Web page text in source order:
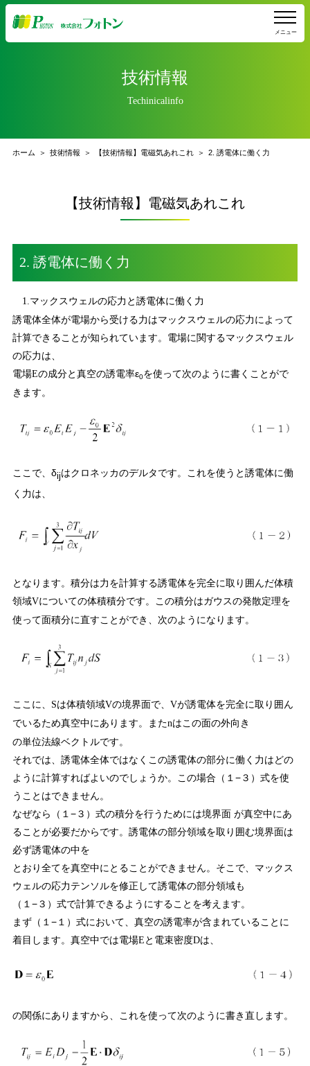
メニュー
技術情報
Techinicalinfo
ホーム 技術情報 【技術情報】電磁気あれこれ 2. 誘電体に働く力
【技術情報】電磁気あれこれ
2. 誘電体に働く力
1.マックスウェルの応力と誘電体に働く力
誘電体全体が電場から受ける力はマックスウェルの応力によって
計算できることが知られています。電場に関するマックスウェル
の応力は、
電場Eの成分と真空の誘電率ε0を使って次のように書くことがで
きます。
ここで、δijはクロネッカのデルタです。これを使うと誘電体に働
く力は、
となります。積分は力を計算する誘電体を完全に取り囲んだ体積
領域Vについての体積積分です。この積分はガウスの発散定理を
使って面積分に直すことができ、次のようになります。
ここに、 Sは体積領域Vの境界面で、 Vが誘電体を完全に取り囲ん
でいるため真空中にあります。またnはこの面の外向き
の単位法線ベクトルです。
それでは、誘電体全体ではなくこの誘電体の部分に働く力はどの
ように計算すればよいのでしょうか。この場合（１−３）式を使
うことはできません。
なぜなら（１−３）式の積分を行うためには境界面 が真空中にあ
ることが必要だからです。誘電体の部分領域を取り囲む境界面は
必ず誘電体の中を
とおり全てを真空中にとることができません。そこで、マックス
ウェルの応力テンソルを修正して誘電体の部分領域も
（１−３）式で計算できるようにすることを考えます。
まず（１−１）式において、真空の誘電率が含まれていることに
着目します。真空中では電場E と電束密度Dは、
の関係にありますから、これを使って次のように書き直します。